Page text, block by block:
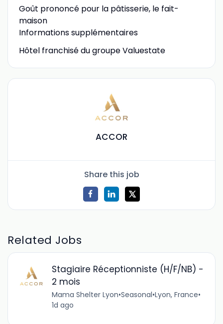
Goût prononcé pour la pâtisserie, le fait-
maison
Informations supplémentaires
Hôtel franchisé du groupe Valuestate
ACCOR
Share this job
Related Jobs
Stagiaire Réceptionniste (H/F/NB) -
2 mois
Mama Shelter Lyon•Seasonal•Lyon, France•
1d ago